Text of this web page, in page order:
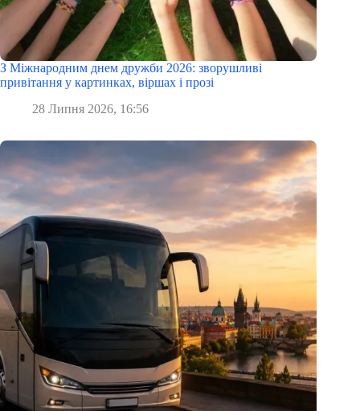
З Міжнародним днем дружби 2026: зворушливі
привітання у картинках, віршах і прозі
28 Липня 2026, 16:56